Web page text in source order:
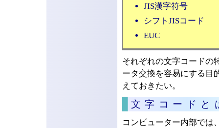
JIS漢字符号
シフトJISコード
EUC
それぞれの文字コードの
ータ交換を容易にする目
えておきたい。
文字コードと
コンピューター内部では